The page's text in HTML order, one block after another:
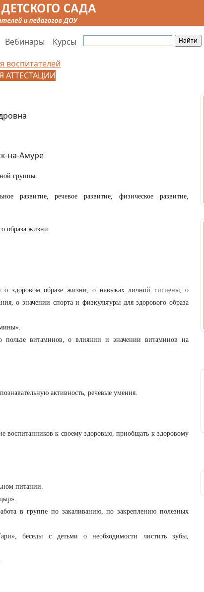
Вебинары Курсы
воспитателей
АТТЕСТАЦИИ
на-Амуре
группы.
развитие, речевое развитие, физическое развитие,
образа жизни.
о здоровом образе жизни; о навыках личной гигиены; о
о значении спорта и физкультуры для здорового образа
пользе витаминов, о влиянии и значении витаминов на
активность, речевые умения.
воспитанников к своему здоровью, приобщать к здоровому
питании.
в группе по закаливанию, по закреплению полезных
беседы с детьми о необходимости чистить зубы,